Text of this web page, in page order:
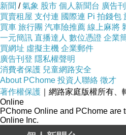
新聞 /氣象 股市 個人新聞台 廣告
買賣租屋 支付連 國際連 Pi 拍錢包
買車 旅行團 汽車險推薦 線上麻將
一元簡訊 直播達人 數位憑證 企業
買網址 虛擬主機 企業郵件
廣告刊登 隱私權聲明
消費者保護 兒童網路安全
About PChome 投資人聯絡 徵才
著作權保護 ｜網路家庭版權所有、
Online
PChome Online and PChome are
Online Inc.